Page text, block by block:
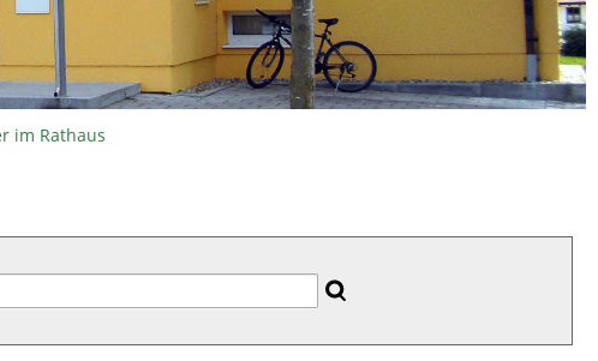
im Rathaus